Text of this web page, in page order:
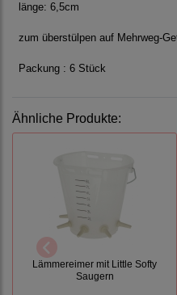
länge: 6,5cm
zum überstülpen auf Mehrweg-
Packung : 6 Stück
Ähnliche Produkte:
Lämmereimer mit Little Softy
Saugern